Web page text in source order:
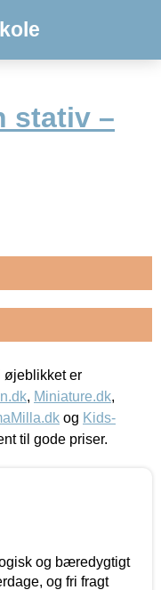
stativ –
øjeblikket er
, Miniature.dk,
og Kids-
til gode priser.
og bæredygtigt
og fri fragt